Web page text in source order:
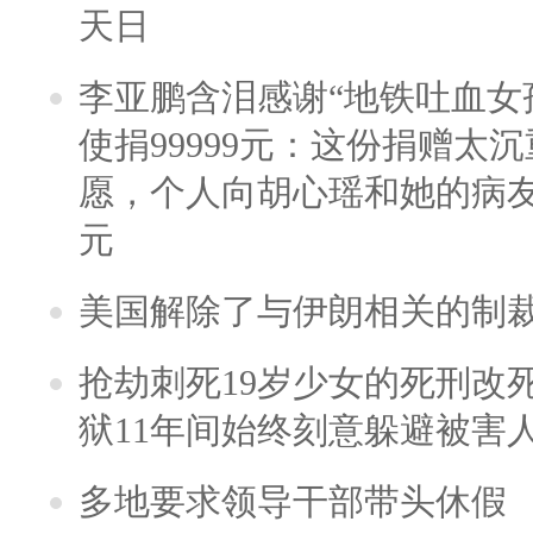
天日
李亚鹏含泪感谢“地铁吐血
使捐99999元：这份捐赠太
愿，个人向胡心瑶和她的病
元
美国解除了与伊朗相关的制
抢劫刺死19岁少女的死刑改
狱11年间始终刻意躲避被害
多地要求领导干部带头休假